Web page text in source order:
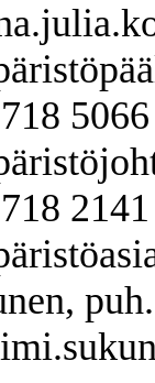
718 5066
718 2141